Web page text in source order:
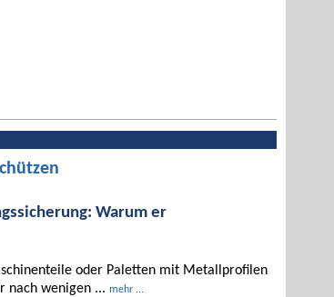
Warum er
oder Paletten mit Metallprofilen
nach wenigen ... mehr ...